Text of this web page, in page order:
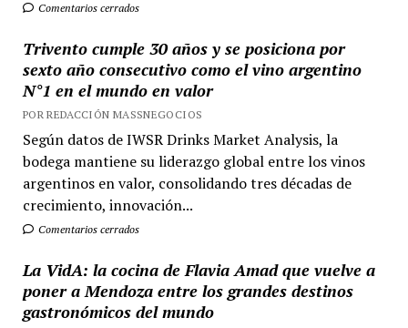
Comentarios cerrados
Trivento cumple 30 años y se posiciona por
sexto año consecutivo como el vino argentino
N°1 en el mundo en valor
POR REDACCIÓN MASSNEGOCIOS
Según datos de IWSR Drinks Market Analysis, la
bodega mantiene su liderazgo global entre los vinos
argentinos en valor, consolidando tres décadas de
crecimiento, innovación...
Comentarios cerrados
La VidA: la cocina de Flavia Amad que vuelve a
poner a Mendoza entre los grandes destinos
gastronómicos del mundo